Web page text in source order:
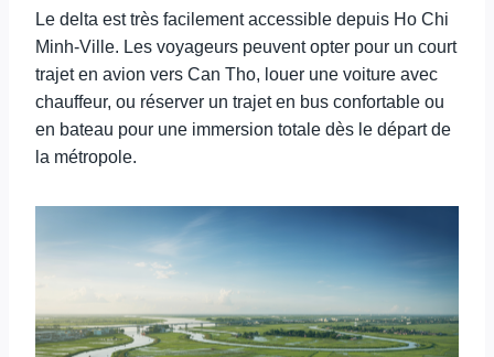
Le delta est très facilement accessible depuis Ho Chi
Minh-Ville. Les voyageurs peuvent opter pour un court
trajet en avion vers Can Tho, louer une voiture avec
chauffeur, ou réserver un trajet en bus confortable ou
en bateau pour une immersion totale dès le départ de
la métropole.